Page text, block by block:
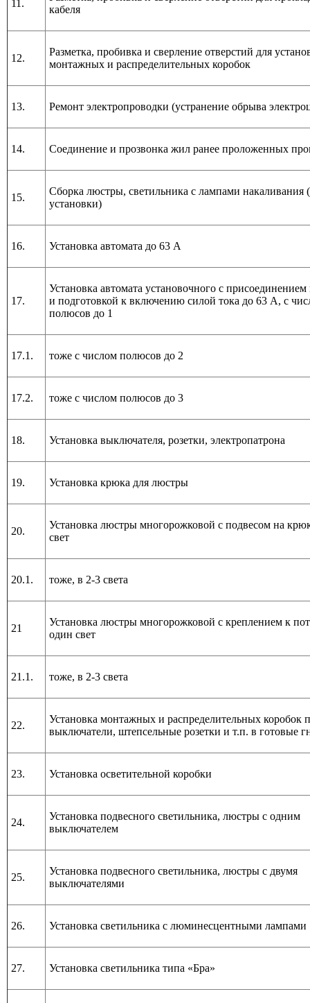
11.
кабеля
12.
Разметка, пробивка и сверление отверстий для
монтажных и распределительных коробок
13. Ремонт электропроводки (устранение обрыва
14. Соединение и прозвонка жил ранее проложенных
15.
Сборка люстры, светильника с лампами накаливания
установки)
16. Установка автомата до 63 А
17.
Установка автомата установочного с
и подготовкой к включению силой тока до 63 А, с
полюсов до 1
17.1. тоже с числом полюсов до 2
17.2. тоже с числом полюсов до 3
18. Установка выключателя, розетки, электропатрона
19. Установка крюка для люстры
20.
Установка люстры многорожковой с подвесом на
свет
20.1. тоже, в 2-3 света
21
Установка люстры многорожковой с креплением к
один свет
21.1. тоже, в 2-3 света
22.
Установка монтажных и распределительных коробок
выключатели, штепсельные розетки и т.п. в готовые
23. Установка осветительной коробки
24.
Установка подвесного светильника, люстры с одним
выключателем
25.
Установка подвесного светильника, люстры с двумя
выключателями
26. Установка светильника с люминесцентными лампами
27. Установка светильника типа «Бра»